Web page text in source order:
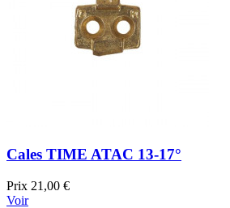
Cales TIME ATAC 13-17°
Prix 21,00 €
Voir